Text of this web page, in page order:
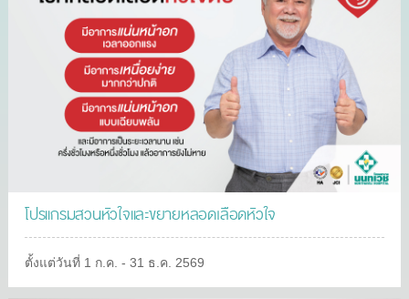
โปรแกรมสวนหัวใจและขยายหลอดเลือดหัวใจ
ตั้งแต่วันที่ 1 ก.ค. - 31 ธ.ค. 2569